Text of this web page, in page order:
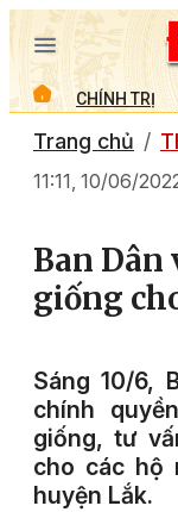
CHÍNH TRỊ
Trang chủ
11:11, 10/06/
Ban Dân
giống
Sáng 10/6,
chính
giống, tư
cho các hộ
huyện Lắk.